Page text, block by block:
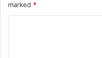
marked *